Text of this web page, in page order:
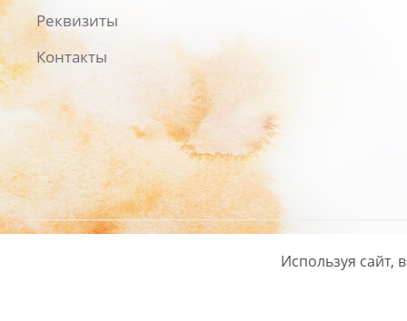
Реквизиты
Контакты
Политика
Используя сайт,